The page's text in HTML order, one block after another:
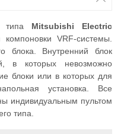
типа Mitsubishi Electric
VRF-системы.
блока. Внутренний блок
в которых невозможно
блоки или в которых для
установка. Все
индивидуальным пультом
типа.